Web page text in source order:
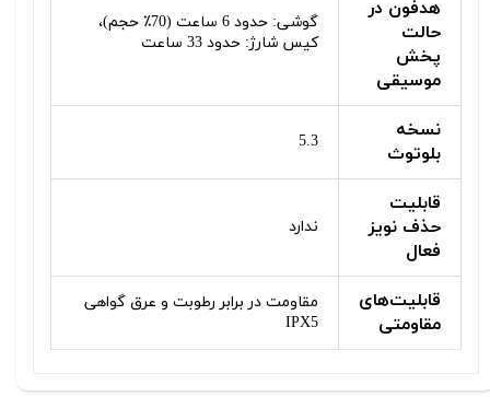
هدفون در
حالت
پخش
موسیقی
گوشی: حدود 6 ساعت (70٪ حجم)،
کیس شارژ: حدود 33 ساعت
نسخه
بلوتوث
5.3
قابلیت
حذف نویز
فعال
ندارد
قابلیت‌های
مقاومتی
مقاومت در برابر رطوبت و عرق گواهی
IPX5